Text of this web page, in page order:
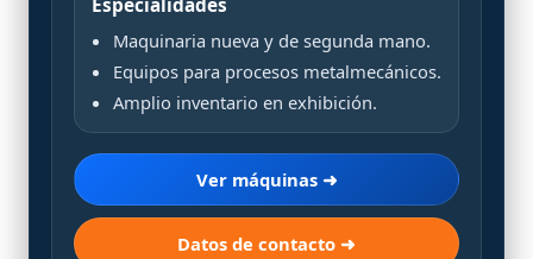
Especialidades
Maquinaria nueva y de segunda mano.
Equipos para procesos metalmecánicos.
Amplio inventario en exhibición.
Ver máquinas ➜
Datos de contacto ➜